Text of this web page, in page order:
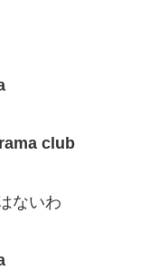
club
ないわ